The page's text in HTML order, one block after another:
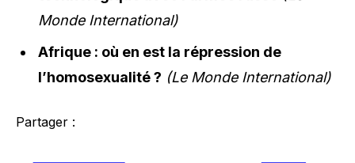
Monde International)
Afrique : où en est la répression de
l’homosexualité ? (Le Monde International)
Partager :